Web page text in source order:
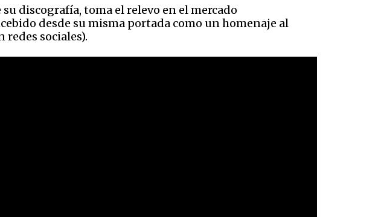
discografía, toma el relevo en el mercado
desde su misma portada como un homenaje al
sociales).